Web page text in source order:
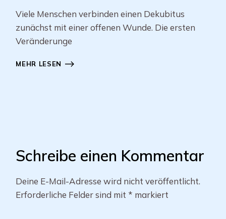
Viele Menschen verbinden einen Dekubitus
zunächst mit einer offenen Wunde. Die ersten
Veränderunge
MEHR LESEN
Schreibe einen Kommentar
Deine E-Mail-Adresse wird nicht veröffentlicht.
Erforderliche Felder sind mit * markiert